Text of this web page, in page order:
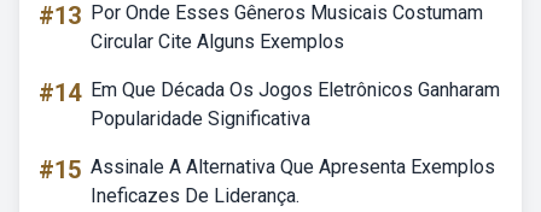
#13 Por Onde Esses Gêneros Musicais Costumam
Circular Cite Alguns Exemplos
#14 Em Que Década Os Jogos Eletrônicos Ganharam
Popularidade Significativa
#15 Assinale A Alternativa Que Apresenta Exemplos
Ineficazes De Liderança.